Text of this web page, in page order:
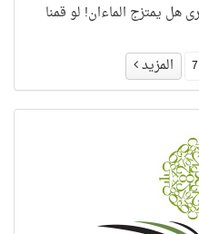
هل يمتزج الماءان! لو قمنا
المزيد